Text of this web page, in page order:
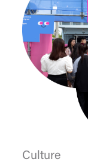
Culture